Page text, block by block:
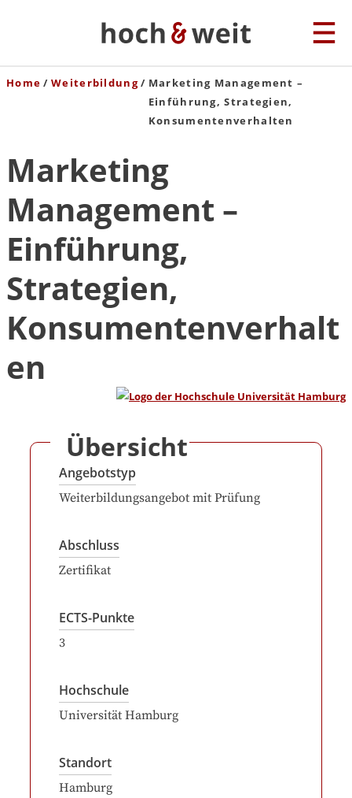
Home Weiterbildung
Marketing Management –
Einführung, Strategien,
Konsumentenverhalten
Marketing
Management –
Einführung,
Strategien,
Konsumentenverhalt
en
Übersicht
Angebotstyp
Weiterbildungsangebot mit Prüfung
Abschluss
Zertifikat
ECTS-Punkte
3
Hochschule
Universität Hamburg
Standort
Hamburg